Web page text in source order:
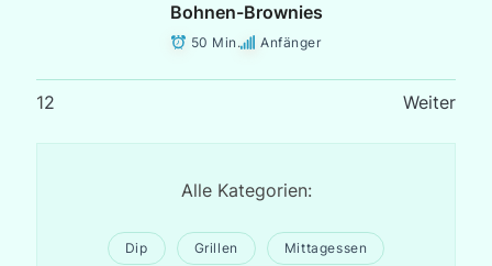
Bohnen-Brownies
50 Min. Anfänger
12 Weiter
Alle Kategorien:
Dip Grillen Mittagessen